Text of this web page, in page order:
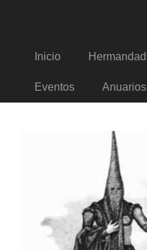
Inicio Hermandad
Eventos Anuarios